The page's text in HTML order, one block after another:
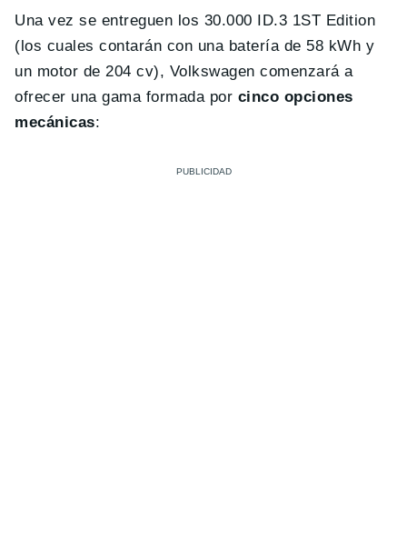
Una vez se entreguen los 30.000 ID.3 1ST Edition
(los cuales contarán con una batería de 58 kWh y
un motor de 204 cv), Volkswagen comenzará a
ofrecer una gama formada por cinco opciones
mecánicas: